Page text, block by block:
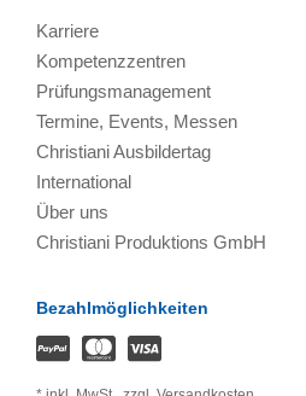
Karriere
Kompetenzzentren
Prüfungsmanagement
Termine, Events, Messen
Christiani Ausbildertag
International
Über uns
Christiani Produktions GmbH
Bezahlmöglichkeiten